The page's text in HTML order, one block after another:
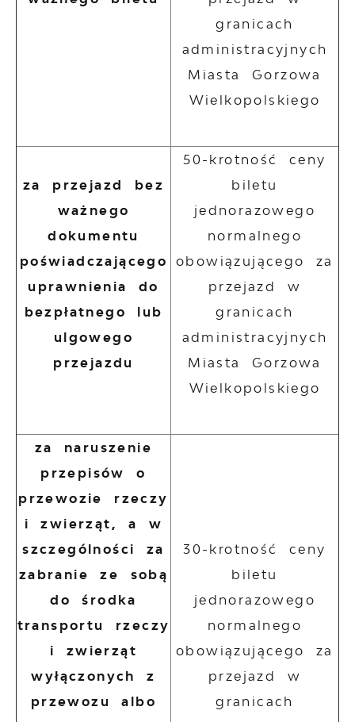
granicach
administracyjnych
Miasta Gorzowa
Wielkopolskiego
za przejazd bez
ważnego
dokumentu
poświadczającego
uprawnienia do
bezpłatnego lub
ulgowego
przejazdu
50-krotność ceny
biletu
jednorazowego
normalnego
obowiązującego za
przejazd w
granicach
administracyjnych
Miasta Gorzowa
Wielkopolskiego
za naruszenie
przepisów o
przewozie rzeczy
i zwierząt, a w
szczególności za
zabranie ze sobą
do środka
transportu rzeczy
i zwierząt
wyłączonych z
przewozu albo
30-krotność ceny
biletu
jednorazowego
normalnego
obowiązującego za
przejazd w
granicach